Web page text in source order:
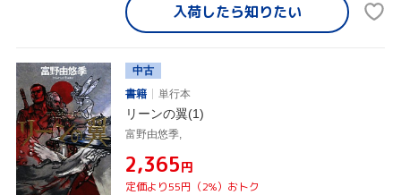
入荷したら知りたい
中古
書籍
単行本
リーンの翼(1)
富野由悠季,
¥2,365円
定価より55円（2%）おトク